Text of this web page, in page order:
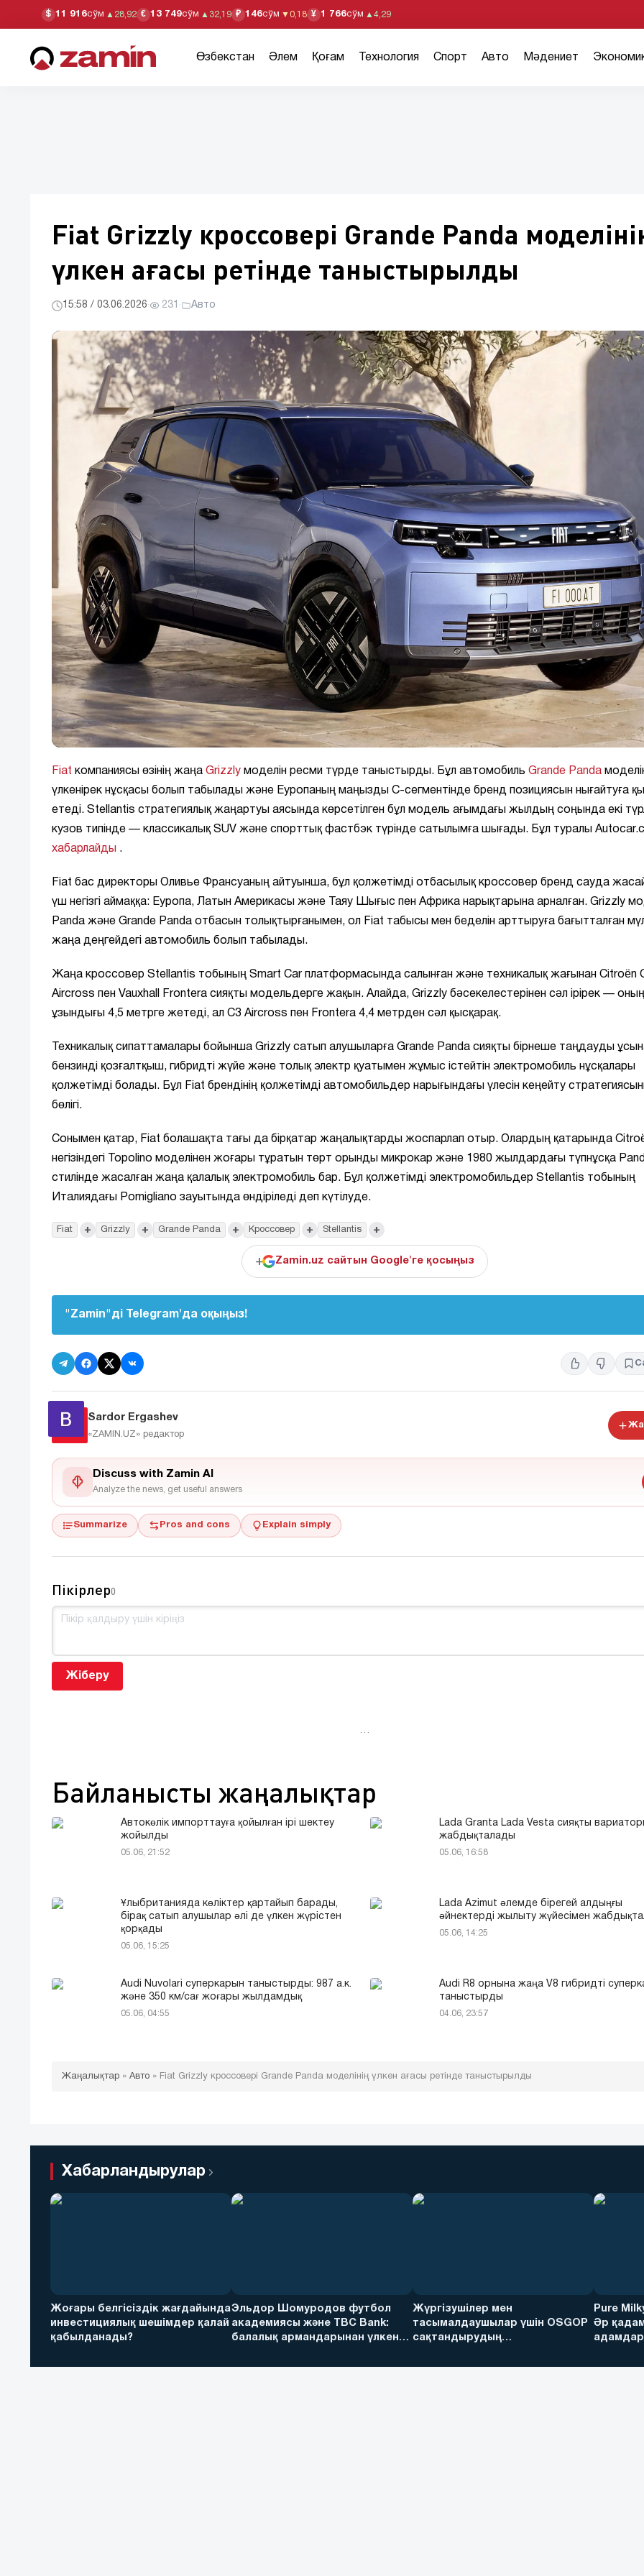
$ 11 916сўм ▲ 28,92 € 13 749сўм ▲ 32,19 ₽ 146сўм ▼ 0,18 ¥ 1 766сўм ▲ 4,29
Өзбекстан Әлем Қоғам Технология Спорт Авто Мәдениет
Fiat Grizzly кроссовері Grande Panda
үлкен ағасы ретінде таныстырылды
15:58 / 03.06.2026· 231 · Авто
Fiat компаниясы өзінің жаңа Grizzly моделін ресми түрде таныстырды. Бұл автомобиль Grande Panda
үлкенірек нұсқасы болып табылады және Еуропаның маңызды C-сегментінде бренд позициясын нығайтуға
етеді. Stellantis стратегиялық жаңартуы аясында көрсетілген бұл модель ағымдағы жылдың соңында екі
кузов типінде — классикалық SUV және спорттық фастбэк түрінде сатылымға шығады. Бұл туралы
хабарлайды
.
Fiat бас директоры Оливье Франсуаның айтуынша, бұл қолжетімді отбасылық кроссовер бренд сауда
үш негізгі аймаққа: Еуропа, Латын Америкасы және Таяу Шығыс пен Африка нарықтарына арналған. Grizzly
Panda және Grande Panda отбасын толықтырғанымен, ол Fiat табысы мен беделін арттыруға бағытталған
жаңа деңгейдегі автомобиль болып табылады.
Жаңа кроссовер Stellantis тобының Smart Car платформасында салынған және техникалық жағынан Citroën
Aircross пен Vauxhall Frontera сияқты модельдерге жақын. Алайда, Grizzly бәсекелестерінен сәл ірірек — оның
ұзындығы 4,5 метрге жетеді, ал C3 Aircross пен Frontera 4,4 метрден сәл қысқарақ.
Техникалық сипаттамалары бойынша Grizzly сатып алушыларға Grande Panda сияқты бірнеше таңдауды
бензинді қозғалтқыш, гибридті жүйе және толық электр қуатымен жұмыс істейтін электромобиль нұсқалары
қолжетімді болады. Бұл Fiat брендінің қолжетімді автомобильдер нарығындағы үлесін кеңейту
бөлігі.
Сонымен қатар, Fiat болашақта тағы да бірқатар жаңалықтарды жоспарлап отыр. Олардың қатарында
негізіндегі Topolino моделінен жоғары тұратын төрт орынды микрокар және 1980 жылдардағы түпнұсқа
стилінде жасалған жаңа қалалық электромобиль бар. Бұл қолжетімді электромобильдер Stellantis тобының
Италиядағы Pomigliano зауытында өндіріледі деп күтілуде.
Fiat + Grizzly + Grande Panda + Кроссовер + Stellantis +
+ Zamin.uz сайтын Google'ге қосыңыз
"Zamin"ді Telegram'да оқыңыз!
Sardor Ergashev
«ZAMIN.UZ» редактор
Discuss with Zamin AI
Analyze the news, get useful answers
Summarize Pros and cons Explain simply
Пікірлер0
Жіберу
…
Байланысты жаңалықтар
Автокөлік импорттауға қойылған ірі шектеу
жойылды
05.06, 21:52
Lada Granta Lada Vesta сияқты
жабдықталады
05.06, 16:58
Ұлыбританияда көліктер қартайып барады,
бірақ сатып алушылар әлі де үлкен жүрістен
қорқады
05.06, 15:25
Lada Azimut әлемде бірегей алдыңғы
әйнектерді жылыту жүйесімен
05.06, 14:25
Audi Nuvolari суперкарын таныстырды: 987 а.к.
және 350 км/сағ жоғары жылдамдық
05.06, 04:55
Audi R8 орнына жаңа V8 гибридті
таныстырды
04.06, 23:57
Жаңалықтар » Авто » Fiat Grizzly кроссовері Grande Panda моделінің үлкен ағасы ретінде таныстырылды
Хабарландырулар
Жоғары белгісіздік жағдайында
инвестициялық шешімдер қалай
қабылданады?
Эльдор Шомуродов футбол
академиясы және TBC Bank:
балалық армандарынан үлкен
Жүргізушілер мен
тасымалдаушылар үшін OSGOP
сақтандырудың
Pure
Әр